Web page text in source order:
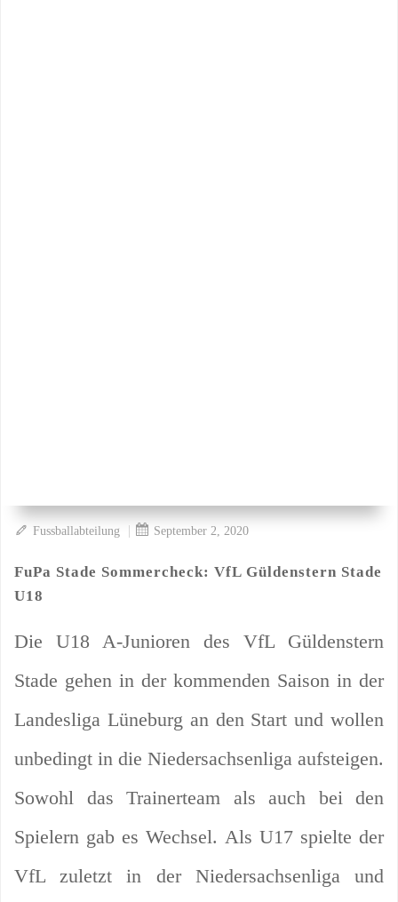
Fussballabteilung | September 2, 2020
FuPa Stade Sommercheck: VfL Güldenstern Stade
U18
Die U18 A-Junioren des VfL Güldenstern
Stade gehen in der kommenden Saison in der
Landesliga Lüneburg an den Start und wollen
unbedingt in die Niedersachsenliga aufsteigen.
Sowohl das Trainerteam als auch bei den
Spielern gab es Wechsel. Als U17 spielte der
VfL zuletzt in der Niedersachsenliga und